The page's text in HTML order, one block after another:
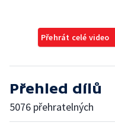
Přehrát celé video
Přehled dílů
5076 přehratelných